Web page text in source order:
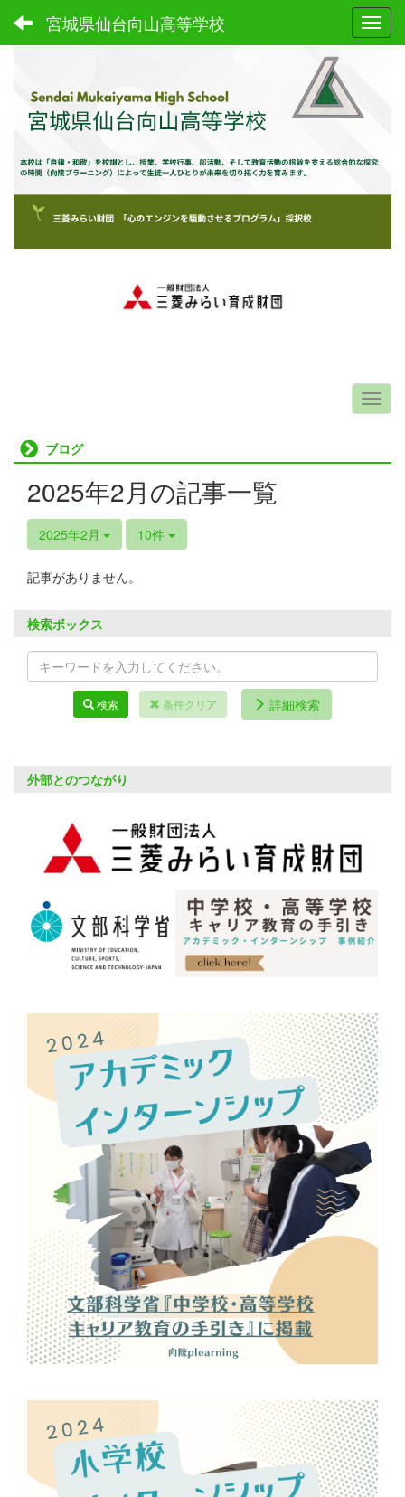
宮城県仙台向山高等学校
ブログ
2025年2月の記事一覧
2025年2月 10件
記事がありません。
検索ボックス
検索 条件クリア 詳細検索
外部とのつながり